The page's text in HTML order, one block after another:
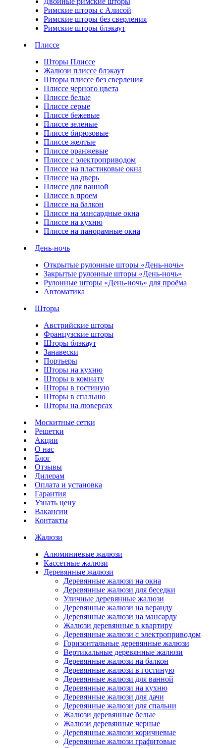
Римские шторы с Алисой
Римские шторы без сверления
Римские шторы блэкаут
Плиссе
Шторы Плиссе
Жалюзи плиссе блэкаут
Шторы плиссе без сверления
Плиссе черного цвета
Плиссе белые
Плиссе серые
Плиссе бежевые
Плиссе зеленые
Плиссе бирюзовые
Плиссе желтые
Плиссе оранжевые
Плиссе с электроприводом
Плиссе на пластиковые окна
Плиссе на дверь
Плиссе для ванной
Плиссе в проем
Плиссе на балкон
Плиссе на мансардные окна
Плиссе на кухню
Плиссе на панорамные окна
День-ночь
Открытые рулонные шторы «День-ночь»
Закрытые рулонные шторы «День-ночь»
Рулонные шторы «День-ночь» для проёма
Автоматика
Шторы
Австрийские шторы
Французские шторы
Шторы блэкаут
Занавески
Портьеры
Шторы на кухню
Шторы в комнату
Шторы в гостиную
Шторы в спальню
Шторы на люверсах
Москитные сетки
Решетки
Акции
О нас
Блог
Отзывы
Дилерам
Оплата и установка
Гарантия
Узнать цену
Вакансии
Контакты
Жалюзи
Алюминиевые жалюзи
Кассетные жалюзи
Деревянные жалюзи
Деревянные жалюзи на окна
Деревянные жалюзи для беседки
Уличные деревянные жалюзи
Деревянные жалюзи на веранду
Деревянные жалюзи на мансарду
Жалюзи деревянные в квартиру
Деревянные жалюзи с электроприводом
Горизонтальные деревянные жалюзи
Вертикальные деревянные жалюзи
Деревянные жалюзи на балкон
Деревянные жалюзи в гостиную
Деревянные жалюзи для ванной
Деревянные жалюзи на кухню
Деревянные жалюзи для дачи
Деревянные жалюзи для спальни
Жалюзи деревянные белые
Жалюзи деревянные черные
Деревянные жалюзи коричневые
Деревянные жалюзи графитовые